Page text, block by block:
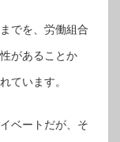
でを、労働組合
があることか
ています。
ベートだが、そ